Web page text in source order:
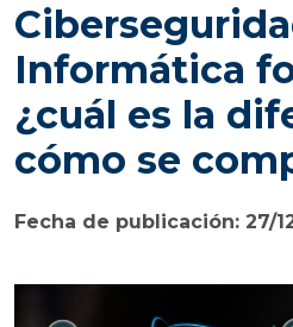
Informática
¿cuál es la
cómo se
Fecha de publicación: 27/